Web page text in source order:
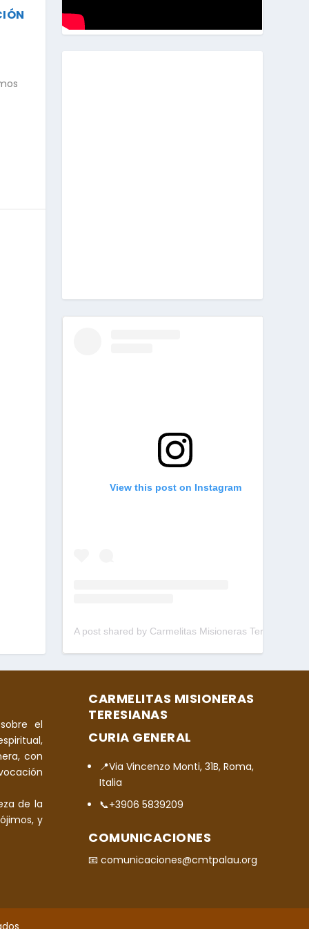
View this post on Instagram
el
con
de la
y
CARMELITAS MISIONERAS
TERESIANAS
CURIA GENERAL
📍Via Vincenzo Monti, 31B, Roma,
Italia
📞+3906 5839209
COMUNICACIONES
📧 comunicaciones@cmtpalau.org